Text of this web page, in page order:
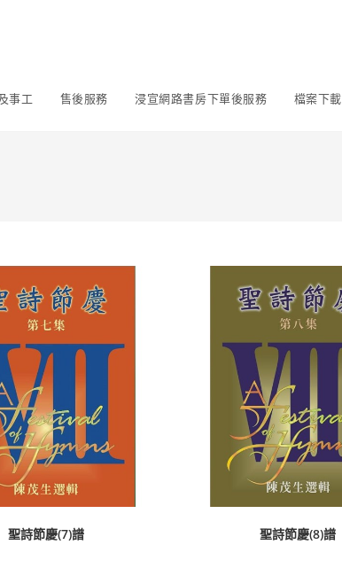
事工 售後服務 浸宣網路書房下單後服務 檔案下載
聖詩節慶(7)譜 聖詩節慶(8)譜
NT$630 700 NT$630